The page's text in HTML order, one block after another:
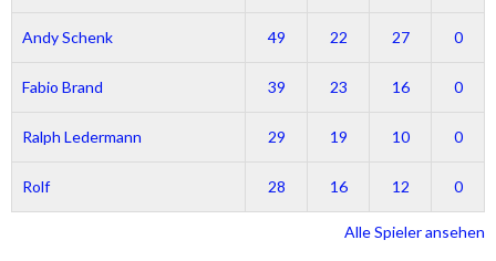
Andy Schenk 49 22 27 0
Fabio Brand 39 23 16 0
Ralph Ledermann 29 19 10 0
Rolf 28 16 12 0
Alle Spieler ansehen